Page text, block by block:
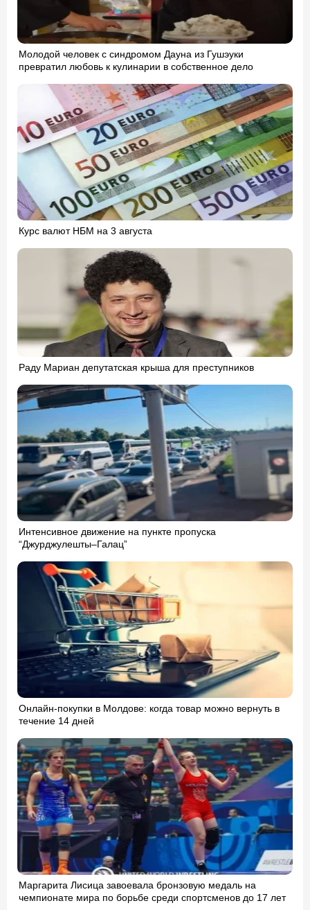
Молодой человек с синдромом Дауна из Гушэуки
превратил любовь к кулинарии в собственное дело
Курс валют НБМ на 3 августа
Раду Мариан депутатская крыша для преступников
Интенсивное движение на пункте пропуска
“Джурджулешты–Галац”
Онлайн-покупки в Молдове: когда товар можно вернуть в
течение 14 дней
Маргарита Лисица завоевала бронзовую медаль на
чемпионате мира по борьбе среди спортсменов до 17 лет